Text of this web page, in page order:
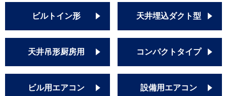
RPC-AP56GH6
RPC-GP56RGHJ5
RPC-GP56RGHJ6
RPC-GP56RGH6
RPC-GP56RGH7
ビルトイン形 天井埋込ダクト型
天井吊形厨房用 コンパクトタイプ
ビル用エアコン 設備用エアコン